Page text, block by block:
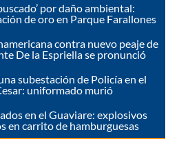
por daño ambiental:
de oro en Parque Farallones
contra nuevo peaje de
De la Espriella se pronunció
subestación de Policía en el
uniformado murió
en el Guaviare: explosivos
en carrito de hamburguesas